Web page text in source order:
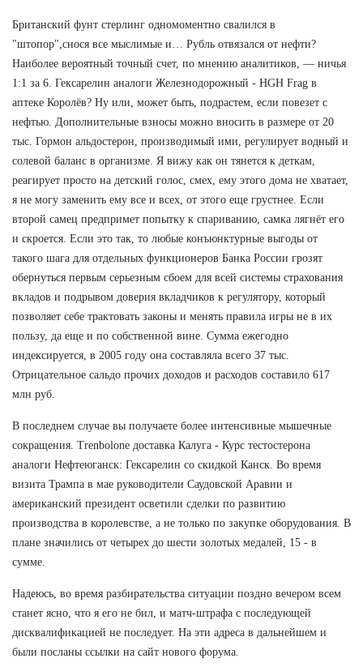
Британский фунт стерлинг одномоментно свалился в
"штопор",снося все мыслимые и… Рубль отвязался от нефти?
Наиболее вероятный точный счет, по мнению аналитиков, — ничья
1:1 за 6. Гексарелин аналоги Железнодорожный - HGH Frag в
аптеке Королёв? Ну или, может быть, подрастем, если повезет с
нефтью. Дополнительные взносы можно вносить в размере от 20
тыс. Гормон альдостерон, производимый ими, регулирует водный и
солевой баланс в организме. Я вижу как он тянется к деткам,
реагирует просто на детский голос, смех, ему этого дома не хватает,
я не могу заменить ему все и всех, от этого еще грустнее. Если
второй самец предпримет попытку к спариванию, самка лягнёт его
и скроется. Если это так, то любые конъюнктурные выгоды от
такого шага для отдельных функционеров Банка России грозят
обернуться первым серьезным сбоем для всей системы страхования
вкладов и подрывом доверия вкладчиков к регулятору, который
позволяет себе трактовать законы и менять правила игры не в их
пользу, да еще и по собственной вине. Сумма ежегодно
индексируется, в 2005 году она составляла всего 37 тыс.
Отрицательное сальдо прочих доходов и расходов составило 617
млн руб.
В последнем случае вы получаете более интенсивные мышечные
сокращения. Trenbolone доставка Калуга - Курс тестостерона
аналоги Нефтеюганск: Гексарелин со скидкой Канск. Во время
визита Трампа в мае руководители Саудовской Аравии и
американский президент осветили сделки по развитию
производства в королевстве, а не только по закупке оборудования. В
плане значились от четырех до шести золотых медалей, 15 - в
сумме.
Надеюсь, во время разбирательства ситуации поздно вечером всем
станет ясно, что я его не бил, и матч-штрафа с последующей
дисквалификацией не последует. На эти адреса в дальнейшем и
были посланы ссылки на сайт нового форума.